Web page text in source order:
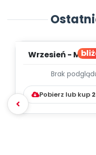
Wrzesień -
Brak
Pobierz lub kup